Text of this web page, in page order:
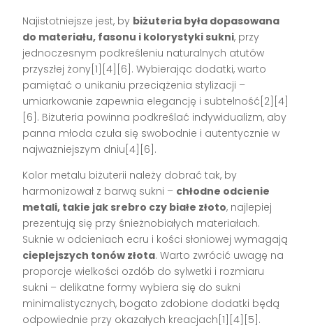
Najistotniejsze jest, by biżuteria była dopasowana
do materiału, fasonu i kolorystyki sukni, przy
jednoczesnym podkreśleniu naturalnych atutów
przyszłej żony[1][4][6]. Wybierając dodatki, warto
pamiętać o unikaniu przeciążenia stylizacji –
umiarkowanie zapewnia elegancję i subtelność[2][4]
[6]. Biżuteria powinna podkreślać indywidualizm, aby
panna młoda czuła się swobodnie i autentycznie w
najważniejszym dniu[4][6].
Kolor metalu biżuterii należy dobrać tak, by
harmonizował z barwą sukni – chłodne odcienie
metali, takie jak srebro czy białe złoto, najlepiej
prezentują się przy śnieżnobiałych materiałach.
Suknie w odcieniach ecru i kości słoniowej wymagają
cieplejszych tonów złota. Warto zwrócić uwagę na
proporcje wielkości ozdób do sylwetki i rozmiaru
sukni – delikatne formy wybiera się do sukni
minimalistycznych, bogato zdobione dodatki będą
odpowiednie przy okazałych kreacjach[1][4][5].